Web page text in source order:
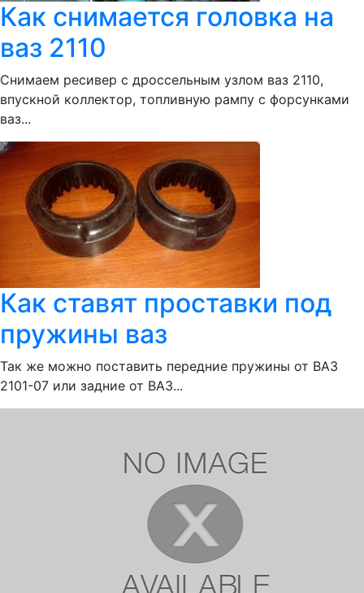
Как снимается головка на
ваз 2110
Снимаем ресивер с дроссельным узлом ваз 2110,
впускной коллектор, топливную рампу с форсунками
ваз...
Как ставят проставки под
пружины ваз
Так же можно поставить передние пружины от ВАЗ
2101-07 или задние от ВАЗ...